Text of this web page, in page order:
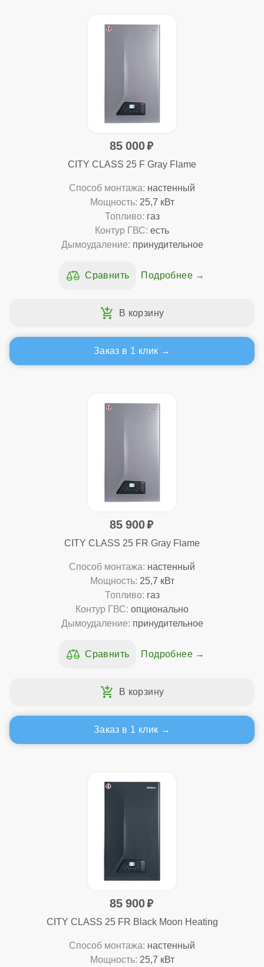
85 000
CITY CLASS 25 F Gray Flame
Способ монтажа: настенный
Мощность: 25,7 кВт
Топливо: газ
Контур ГВС: есть
Дымоудаление: принудительное
Подробнее
Заказ в 1 клик
85 900
CITY CLASS 25 FR Gray Flame
Способ монтажа: настенный
Мощность: 25,7 кВт
Топливо: газ
Контур ГВС: опционально
Дымоудаление: принудительное
Подробнее
Заказ в 1 клик
85 900
CITY CLASS 25 FR Black Moon Heating
Способ монтажа: настенный
Мощность: 25,7 кВт